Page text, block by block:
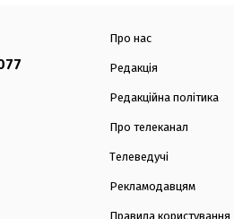
Про нас
Редакція
Редакційна політика
Про телеканал
Телеведучі
Рекламодавцям
Правила користування